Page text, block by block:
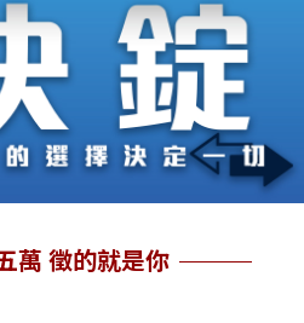
萬 徵的就是你